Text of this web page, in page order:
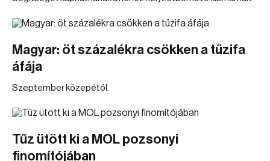
Magyar: öt százalékra csökken a tűzifa
áfája
Szeptember közepétől.
Tűz ütött ki a MOL pozsonyi
finomítójában